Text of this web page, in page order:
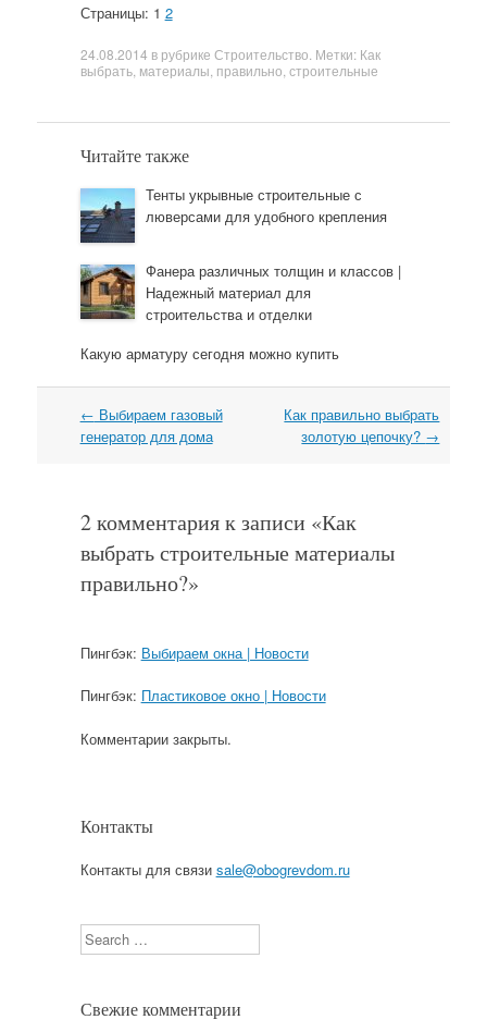
Страницы: 1 2
24.08.2014 в рубрике Строительство . Метки: Как
выбрать, материалы правильно строительные
Читайте также
Тенты укрывные строительные с
люверсами для удобного крепления
Фанера различных толщин и классов |
Надежный материал для
строительства и отделки
Какую арматуру сегодня можно купить
Навигация
← Выбираем газовый
генератор для дома
Как правильно выбрать
золотую цепочку? →
2 комментария к записи «Как
выбрать строительные материалы
правильно?»
Пингбэк: Выбираем окна | Новости
Пингбэк: Пластиковое окно | Новости
Комментарии закрыты.
Контакты
Контакты для связи sale@obogrevdom.ru
Search
Свежие комментарии